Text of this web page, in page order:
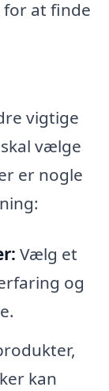
at finde
vigtige
vælge
er nogle
Vælg et
og
kan